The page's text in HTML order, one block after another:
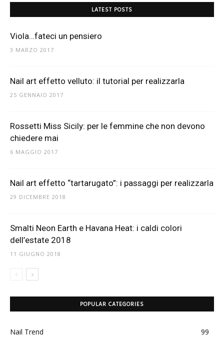
LATEST POSTS
Viola…fateci un pensiero
3 MARZO 2017
Nail art effetto velluto: il tutorial per realizzarla
25 GENNAIO 2017
Rossetti Miss Sicily: per le femmine che non devono
chiedere mai
6 MAGGIO 2017
Nail art effetto “tartarugato”: i passaggi per realizzarla
29 DICEMBRE 2018
Smalti Neon Earth e Havana Heat: i caldi colori
dell’estate 2018
11 GIUGNO 2018
POPULAR CATEGORIES
Nail Trend
99